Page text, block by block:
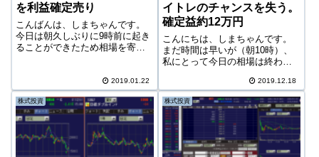
を利益確定売り
こんばんは、しまちゃんです。
今日は朝久しぶりに9時前に起き
ることができたため相場を寄り
いとなっており寄らないではな
いか。しかしその後、日経平均
はずるずると値を下げ、結局今
日は前日比微増...
2019.01.22
イトレのチャンスを失う。
確定益約12万円
こんにちは、しまちゃんです。
まだ時間は早いが（朝10時）、
私にとって今日の相場は終わっ
告。今日は（も）寝坊して相場
に参加して、非常に悔しい思い
をした。1357 ダブルインバース
ダブルインバは昨日焦ったが、
一応100...
2019.12.18
株式投資 株式投資